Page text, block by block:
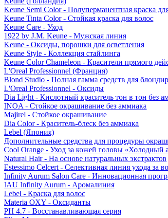
Keune Semi Color - Полуперманентная краска
Keune Tinta Color - Стойкая краска для волос
Keune Care - Уход
1922 by J.M. Keune - Мужская линия
Keune - Оксиды, порошки для осветления
Keune Style - Коллекция стайлинга
Keune Color Chameleon - Красители прямого
L'Oreal Professionnel (Франция)
Blond Studio - Полная гамма средств для
L'Oreal Professionnel - Оксиды
Dia Light - Кислотный краситель тон в тон без
INOA - Стойкое окрашивание без аммиака
Majirel - Стойкое окрашивание
Dia Color - Краситель-блеск без аммиака
Lebel (Япония)
Дополнительные средства для процедуры
Cool Orange - Уход за кожей головы «Холодный
Natural Hair - На основе натуральных экстрактов
Estessimo Celcert - Селективная линия ухода за
Infinity Aurum Salon Care - Инновационная
IAU Infinity Aurum - Аромалиния
Lebel - Краска для волос
Materia OXY - Оксиданты
PH 4.7 - Восстанавливающая серия